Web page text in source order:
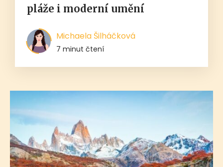
pláže i moderní umění
Michaela Šilháčková
7 minut čtení